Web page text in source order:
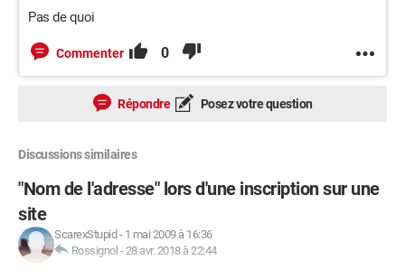
Pas de quoi
Commenter 0
Répondre Posez votre question
Discussions similaires
"Nom de l'adresse" lors d'une inscription sur une
site
ScarexStupid - 1 mai 2009 à 16:36
Rossignol -28 avr. 2018 à 22:44